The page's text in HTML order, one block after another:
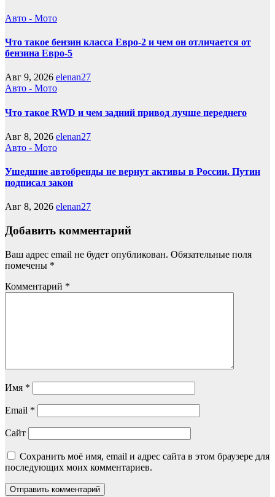
Авто - Мото
Что такое бензин класса Евро-2 и чем он отличается от
бензина Евро-5
Авг 9, 2026 elenan27
Авто - Мото
Что такое RWD и чем задний привод лучше переднего
Авг 8, 2026 elenan27
Авто - Мото
Ушедшие автобренды не вернут активы в России. Путин
подписал закон
Авг 8, 2026 elenan27
Добавить комментарий
Ваш адрес email не будет опубликован. Обязательные поля
помечены *
Комментарий *
Имя *
Email *
Сайт
Сохранить моё имя, email и адрес сайта в этом браузере для
последующих моих комментариев.